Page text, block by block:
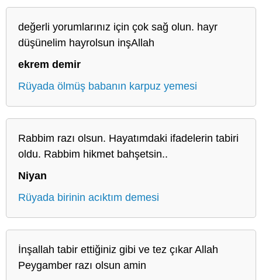
değerli yorumlarınız için çok sağ olun. hayr
düşünelim hayrolsun inşAllah
ekrem demir
Rüyada ölmüş babanın karpuz yemesi
Rabbim razı olsun. Hayatımdaki ifadelerin tabiri
oldu. Rabbim hikmet bahşetsin..
Niyan
Rüyada birinin acıktım demesi
İnşallah tabir ettiğiniz gibi ve tez çıkar Allah
Peygamber razı olsun amin